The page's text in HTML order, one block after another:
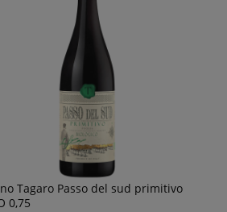
Tagaro Passo del sud primitivo
0,75